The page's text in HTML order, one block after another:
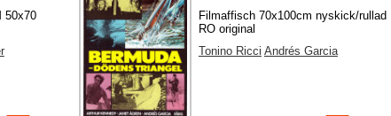
50x70
Filmaffisch 70x100cm nyskick/rullad
RO original
Tonino Ricci Andrés Garcia